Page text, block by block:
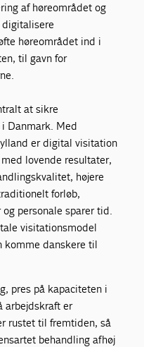
af høreområdet og
høreområdet ind i
til gavn for
at sikre
Danmark. Med
er digital visitation
lovende resultater,
højere
forløb,
personale sparer tid.
visitationsmodel
komme danskere til
pres på kapaciteten i
arbejdskraft er
rustet til fremtiden, så
behandling af høj